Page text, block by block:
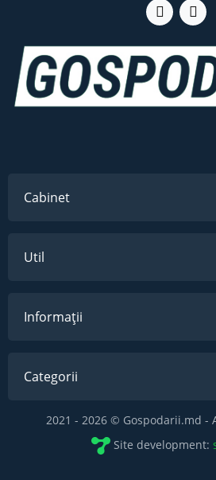
Cabinet
Util
Informații
Categorii
2021 - 2026 © Gospodarii.md -
Site development: